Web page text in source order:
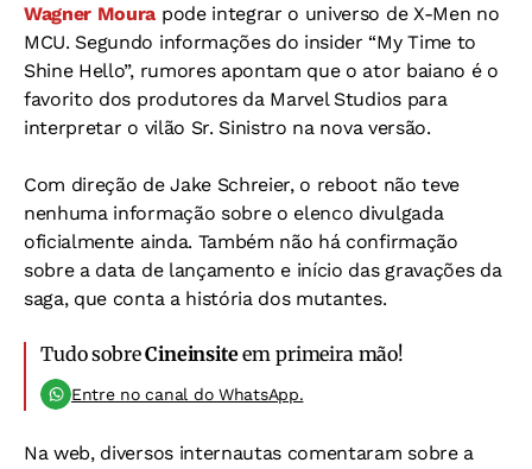
Wagner Moura pode integrar o universo de X-Men no
MCU. Segundo informações do insider “My Time to
Shine Hello”, rumores apontam que o ator baiano é o
favorito dos produtores da Marvel Studios para
interpretar o vilão Sr. Sinistro na nova versão.
Com direção de Jake Schreier, o reboot não teve
nenhuma informação sobre o elenco divulgada
oficialmente ainda. Também não há confirmação
sobre a data de lançamento e início das gravações da
saga, que conta a história dos mutantes.
Tudo sobreCineinsiteem primeira mão!
Entre no canal do WhatsApp.
Na web, diversos internautas comentaram sobre a